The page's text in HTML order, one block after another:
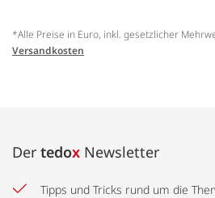
*Alle Preise in Euro, inkl. gesetzlicher
Versandkosten
Der tedox Newsletter
Tipps und Tricks rund um die